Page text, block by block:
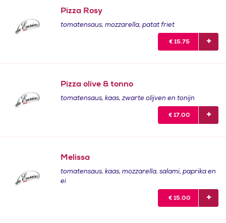
Pizza Rosy
tomatensaus, mozzarella, patat friet
€ 15.75
Pizza olive & tonno
tomatensaus, kaas, zwarte olijven en tonijn
€ 17.00
Melissa
tomatensaus, kaas, mozzarella, salami, paprika en
ei
€ 15.00